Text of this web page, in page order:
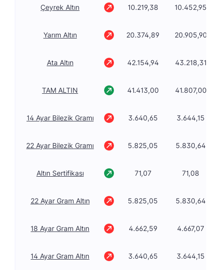
Çeyrek Altın 10.219,38 10.452,95
Yarım Altın 20.374,89 20.905,90
Ata Altın 42.154,94 43.218,31
TAM ALTIN 41.413,00 41.807,00
14 Ayar Bilezik Gramı 3.640,65 3.644,15
22 Ayar Bilezik Gramı 5.825,05 5.830,64
Altın Sertifikası 71,07 71,08
22 Ayar Gram Altın 5.825,05 5.830,64
18 Ayar Gram Altın 4.662,59 4.667,07
14 Ayar Gram Altın 3.640,65 3.644,15